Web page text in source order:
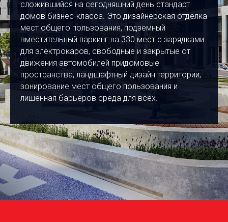
сложившийся на сегодняшний день стандарт
домов бизнес-класса. Это дизайнерская отделка
мест общего пользования, подземный
вместительный паркинг на 330 мест с зарядками
для электрокаров, свободные и закрытые от
движения автомобилей придомовые
пространства, ландшафтный дизайн территории,
зонирование мест общего пользования и
лишенная барьеров среда для всех.